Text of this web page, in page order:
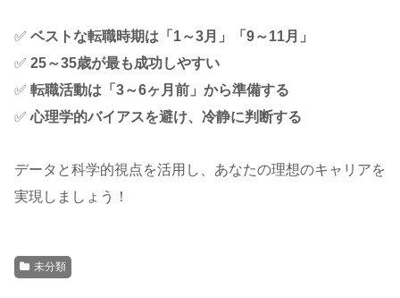
✅ ベストな転職時期は「1～3月」「9～11月」
✅ 25～35歳が最も成功しやすい
✅ 転職活動は「3～6ヶ月前」から準備する
✅心理学的バイアスを避け、冷静に判断する
データと科学的視点を活用し、あなたの理想のキャリアを
実現しましょう！
未分類